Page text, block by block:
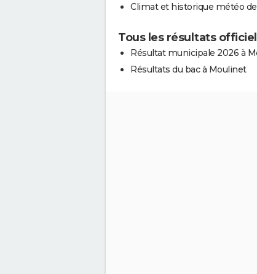
Climat et historique météo
Tous les résultats
Résultat municipale 2026 à
Résultats du bac à Moulinet